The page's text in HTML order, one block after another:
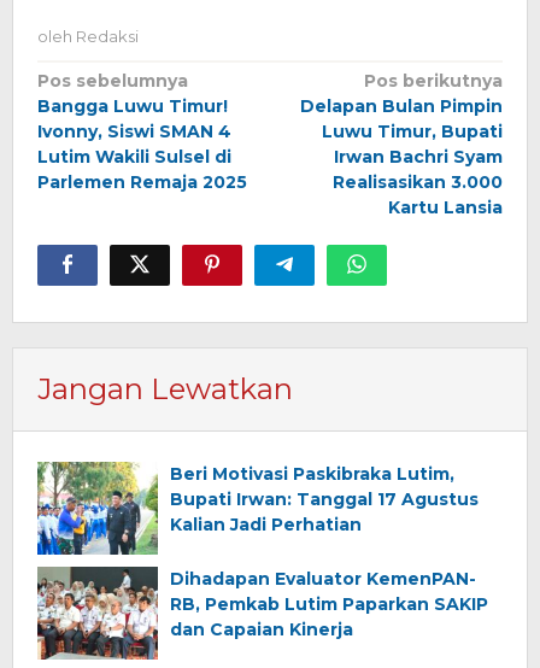
oleh Redaksi
Navigasi
pos
Pos sebelumnya
Bangga Luwu Timur!
Ivonny, Siswi SMAN 4
Lutim Wakili Sulsel di
Parlemen Remaja 2025
Pos berikutnya
Delapan Bulan Pimpin
Luwu Timur, Bupati
Irwan Bachri Syam
Realisasikan 3.000
Kartu Lansia
Jangan Lewatkan
Beri Motivasi Paskibraka Lutim,
Bupati Irwan: Tanggal 17 Agustus
Kalian Jadi Perhatian
Dihadapan Evaluator KemenPAN-
RB, Pemkab Lutim Paparkan SAKIP
dan Capaian Kinerja